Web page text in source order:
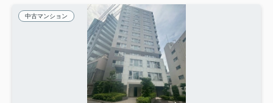
中古マンション